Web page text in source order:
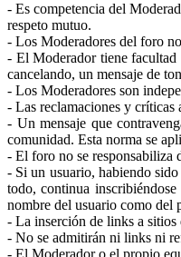
- Es competencia del
respeto mutuo.
- Los Moderadores del foro
- El Moderador tiene facultad
cancelando, un mensaje de
- Los Moderadores son
- Las reclamaciones y críticas
- Un mensaje que
comunidad. Esta norma se
- El foro no se responsabiliza
- Si un usuario, habiendo
todo, continua
nombre del usuario como del
- La inserción de links a sitios
- No se admitirán ni links ni